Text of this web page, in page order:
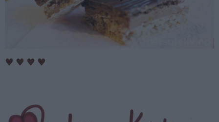
♥ ♥ ♥ ♥